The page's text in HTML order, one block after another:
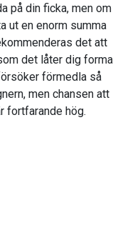
på din ficka, men om
ut en enorm summa
det att
det låter dig forma
förmedla så
men chansen att
fortfarande hög.